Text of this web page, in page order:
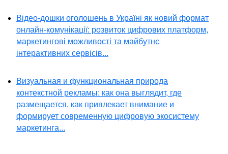
Відео-дошки оголошень в Україні як новий формат
онлайн-комунікації: розвиток цифрових платформ,
маркетингові можливості та майбутнє
інтерактивних сервісів...
Визуальная и функциональная природа
контекстной рекламы: как она выглядит, где
размещается, как привлекает внимание и
формирует современную цифровую экосистему
маркетинга...